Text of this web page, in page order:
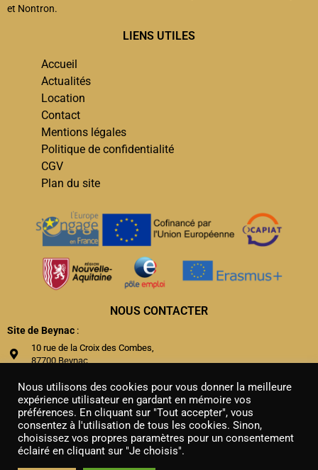
et Nontron.
LIENS UTILES
Accueil
Actualités
Location
Contact
Mentions légales
Politique de confidentialité
CGV
Plan du site
NOUS CONTACTER
Site de Beynac :
10 rue de la Croix des Combes,
87700 Beynac
mfr.beynac@mfr.asso.fr
Site de Nontron :
5 Place de l'Ancienne Gare, 24300 Nontron
05 53 60 31 93
Nous utilisons des cookies pour vous donner la meilleure
expérience utilisateur en gardant en mémoire vos
préférences. En cliquant sur "Tout accepter", vous
consentez à l'utilisation de tous les cookies. Sinon,
choisissez vos propres paramètres pour un consentement
éclairé en cliquant sur "Je choisis".